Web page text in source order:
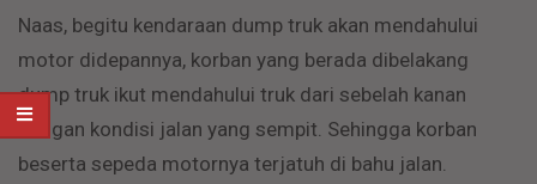
Naas, begitu kendaraan dump truk akan mendahului
motor didepannya, korban yang berada dibelakang
dump truk ikut mendahului truk dari sebelah kanan
dengan kondisi jalan yang sempit. Sehingga korban
beserta sepeda motornya terjatuh di bahu jalan.